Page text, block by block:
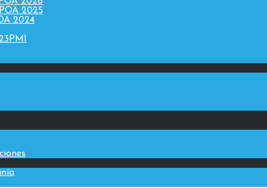
2025
2024